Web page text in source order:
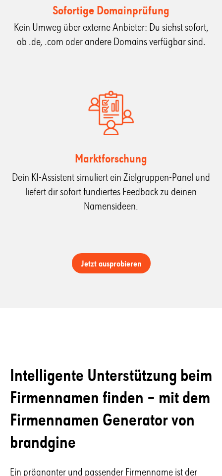
Sofortige Domainprüfung
Kein Umweg über externe Anbieter: Du siehst sofort,
ob .de, .com oder andere Domains verfügbar sind.
Marktforschung
Dein KI-Assistent simuliert ein Zielgruppen-Panel und
liefert dir sofort fundiertes Feedback zu deinen
Namensideen.
Jetzt ausprobieren
Intelligente Unterstützung beim
Firmen­­namen finden – mit dem
Firmen­­namen Generator von
brandgine
Ein prägnanter und passender Firmenname ist der